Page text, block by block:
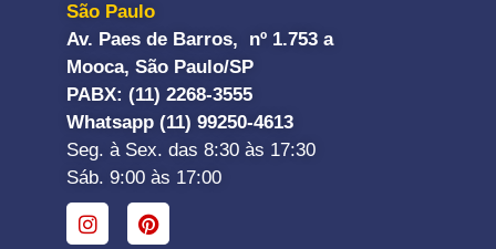
São Paulo
Av. Paes de Barros, nº 1.753 a
Mooca, São Paulo/SP
PABX: (11) 2268-3555
Whatsapp (11) 99250-4613
Seg. à Sex. das 8:30 às 17:30
Sáb. 9:00 às 17:00